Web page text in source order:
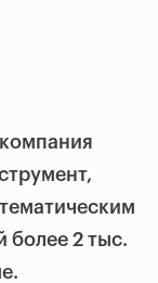
более 2 тыс.